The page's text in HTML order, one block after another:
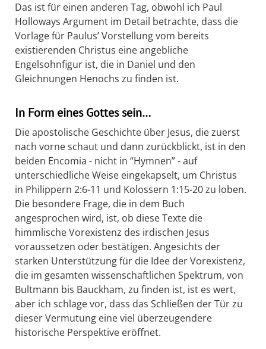
Das ist für einen anderen Tag, obwohl ich Paul
Holloways Argument im Detail betrachte, dass die
Vorlage für Paulus’ Vorstellung vom bereits
existierenden Christus eine angebliche
Engelsohnfigur ist, die in Daniel und den
Gleichnungen Henochs zu finden ist.
In Form eines Gottes sein…
Die apostolische Geschichte über Jesus, die zuerst
nach vorne schaut und dann zurückblickt, ist in den
beiden Encomia - nicht in “Hymnen” - auf
unterschiedliche Weise eingekapselt, um Christus
in Philippern 2:6-11 und Kolossern 1:15-20 zu loben.
Die besondere Frage, die in dem Buch
angesprochen wird, ist, ob diese Texte die
himmlische Vorexistenz des irdischen Jesus
voraussetzen oder bestätigen. Angesichts der
starken Unterstützung für die Idee der Vorexistenz,
die im gesamten wissenschaftlichen Spektrum, von
Bultmann bis Bauckham, zu finden ist, ist es wert,
aber ich schlage vor, dass das Schließen der Tür zu
dieser Vermutung eine viel überzeugendere
historische Perspektive eröffnet.